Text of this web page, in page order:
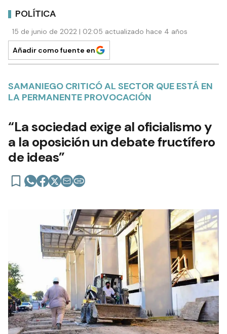
POLÍTICA
15 de junio de 2022 | 02:05 actualizado hace 4 años
Añadir como fuente en
SAMANIEGO CRITICÓ AL SECTOR QUE ESTÁ EN
LA PERMANENTE PROVOCACIÓN
“La sociedad exige al oficialismo y
a la oposición un debate fructífero
de ideas”